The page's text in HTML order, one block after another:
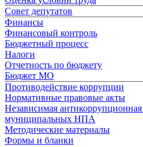
Совет депутатов
Финансы
Финансовый контроль
Бюджетный процесс
Налоги
Отчетность по бюджету
Бюджет МО
Противодействие коррупции
Нормативные правовые акты
Независимая антикоррупционная
муниципальных НПА
Методические материалы
Формы и бланки